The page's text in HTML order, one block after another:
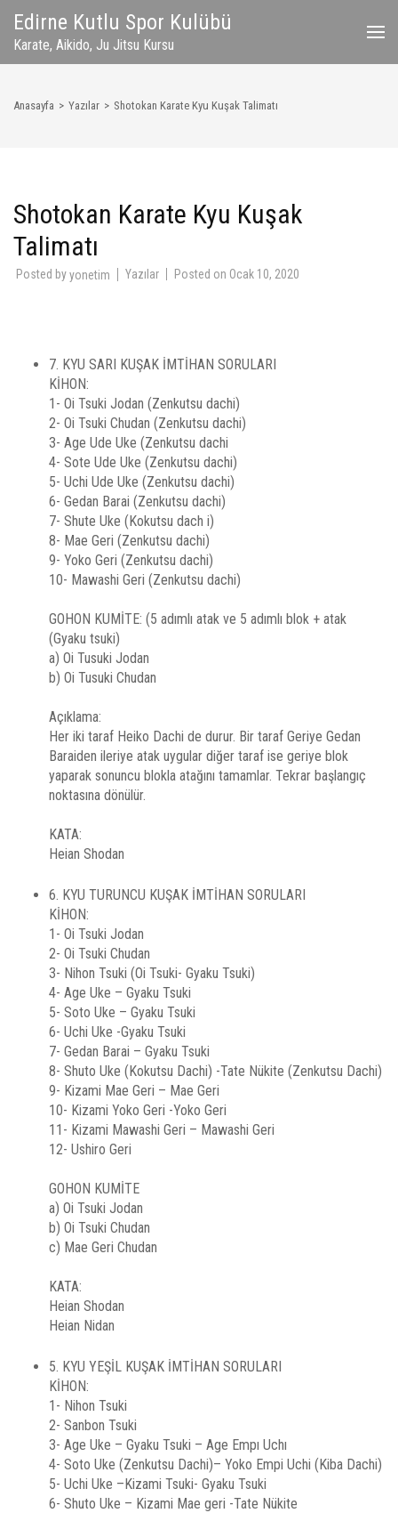
atla
(Enter
tuşuna
Edirne Kutlu Spor Kulübü
Karate, Aikido, Ju Jitsu Kursu
Anasayfa > Yazılar > Shotokan Karate Kyu Kuşak Talimatı
Shotokan Karate Kyu Kuşak
Talimatı
Posted byyonetim Yazılar Posted on Ocak 10, 2020
7. KYU SARI KUŞAK İMTİHAN SORULARI
KİHON:
1- Oi Tsuki Jodan (Zenkutsu dachi)
2- Oi Tsuki Chudan (Zenkutsu dachi)
3- Age Ude Uke (Zenkutsu dachi
4- Sote Ude Uke (Zenkutsu dachi)
5- Uchi Ude Uke (Zenkutsu dachi)
6- Gedan Barai (Zenkutsu dachi)
7- Shute Uke (Kokutsu dach i)
8- Mae Geri (Zenkutsu dachi)
9- Yoko Geri (Zenkutsu dachi)
10- Mawashi Geri (Zenkutsu dachi)
GOHON KUMİTE: (5 adımlı atak ve 5 adımlı blok + atak
(Gyaku tsuki)
a) Oi Tusuki Jodan
b) Oi Tusuki Chudan
Açıklama:
Her iki taraf Heiko Dachi de durur. Bir taraf Geriye Gedan
Baraiden ileriye atak uygular diğer taraf ise geriye blok
yaparak sonuncu blokla atağını tamamlar. Tekrar başlangıç
noktasına dönülür.
KATA:
Heian Shodan
6. KYU TURUNCU KUŞAK İMTİHAN SORULARI
KİHON:
1- Oi Tsuki Jodan
2- Oi Tsuki Chudan
3- Nihon Tsuki (Oi Tsuki- Gyaku Tsuki)
4- Age Uke – Gyaku Tsuki
5- Soto Uke – Gyaku Tsuki
6- Uchi Uke -Gyaku Tsuki
7- Gedan Barai – Gyaku Tsuki
8- Shuto Uke (Kokutsu Dachi) -Tate Nükite (Zenkutsu Dachi)
9- Kizami Mae Geri – Mae Geri
10- Kizami Yoko Geri -Yoko Geri
11- Kizami Mawashi Geri – Mawashi Geri
12- Ushiro Geri
GOHON KUMİTE
a) Oi Tsuki Jodan
b) Oi Tsuki Chudan
c) Mae Geri Chudan
KATA:
Heian Shodan
Heian Nidan
5. KYU YEŞİL KUŞAK İMTİHAN SORULARI
KİHON:
1- Nihon Tsuki
2- Sanbon Tsuki
3- Age Uke – Gyaku Tsuki – Age Empı Uchı
4- Soto Uke (Zenkutsu Dachi)– Yoko Empi Uchi (Kiba Dachi)
5- Uchi Uke –Kizami Tsuki- Gyaku Tsuki
6- Shuto Uke – Kizami Mae geri -Tate Nükite